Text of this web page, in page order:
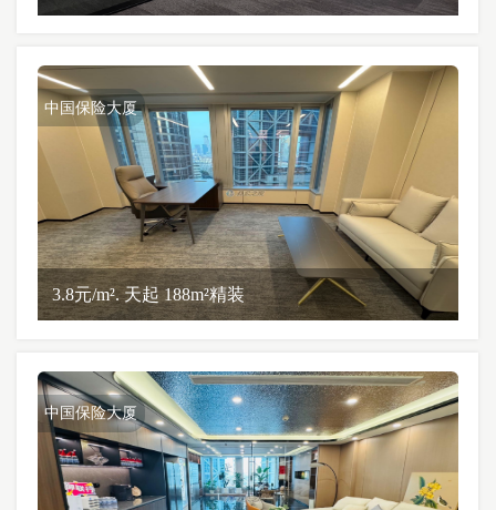
中国保险大厦
3.8元/m². 天起 188m²精装
中国保险大厦